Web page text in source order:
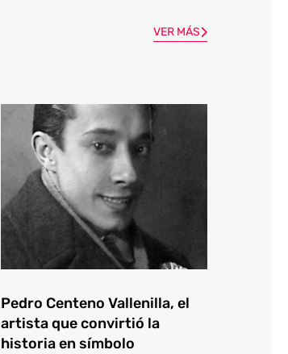
VER MÁS
Pedro Centeno Vallenilla, el
artista que convirtió la
historia en símbolo